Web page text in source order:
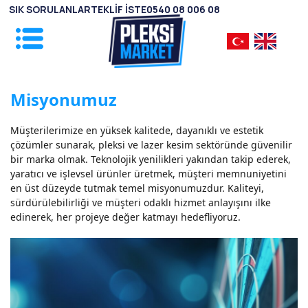
Misyonumuz
Müşterilerimize en yüksek kalitede, dayanıklı ve estetik
çözümler sunarak, pleksi ve lazer kesim sektöründe güvenilir
bir marka olmak. Teknolojik yenilikleri yakından takip ederek,
yaratıcı ve işlevsel ürünler üretmek, müşteri memnuniyetini
en üst düzeyde tutmak temel misyonumuzdur. Kaliteyi,
sürdürülebilirliği ve müşteri odaklı hizmet anlayışını ilke
edinerek, her projeye değer katmayı hedefliyoruz.
SIK SORULANLARTEKLİF İSTE0540 08 006 08